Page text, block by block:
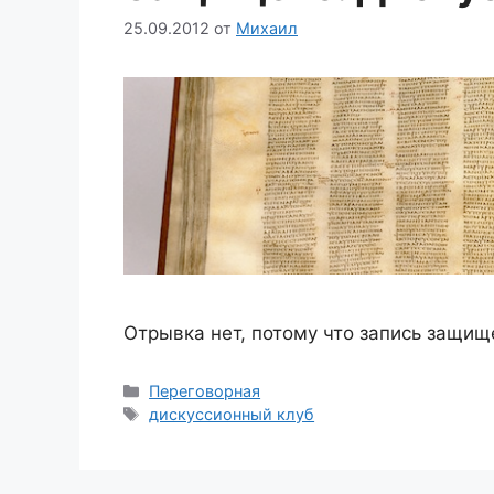
25.09.2012 от Михаил
Отрывка нет, потому что запись
Рубрики
Переговорная
Метки
дискуссионный клуб